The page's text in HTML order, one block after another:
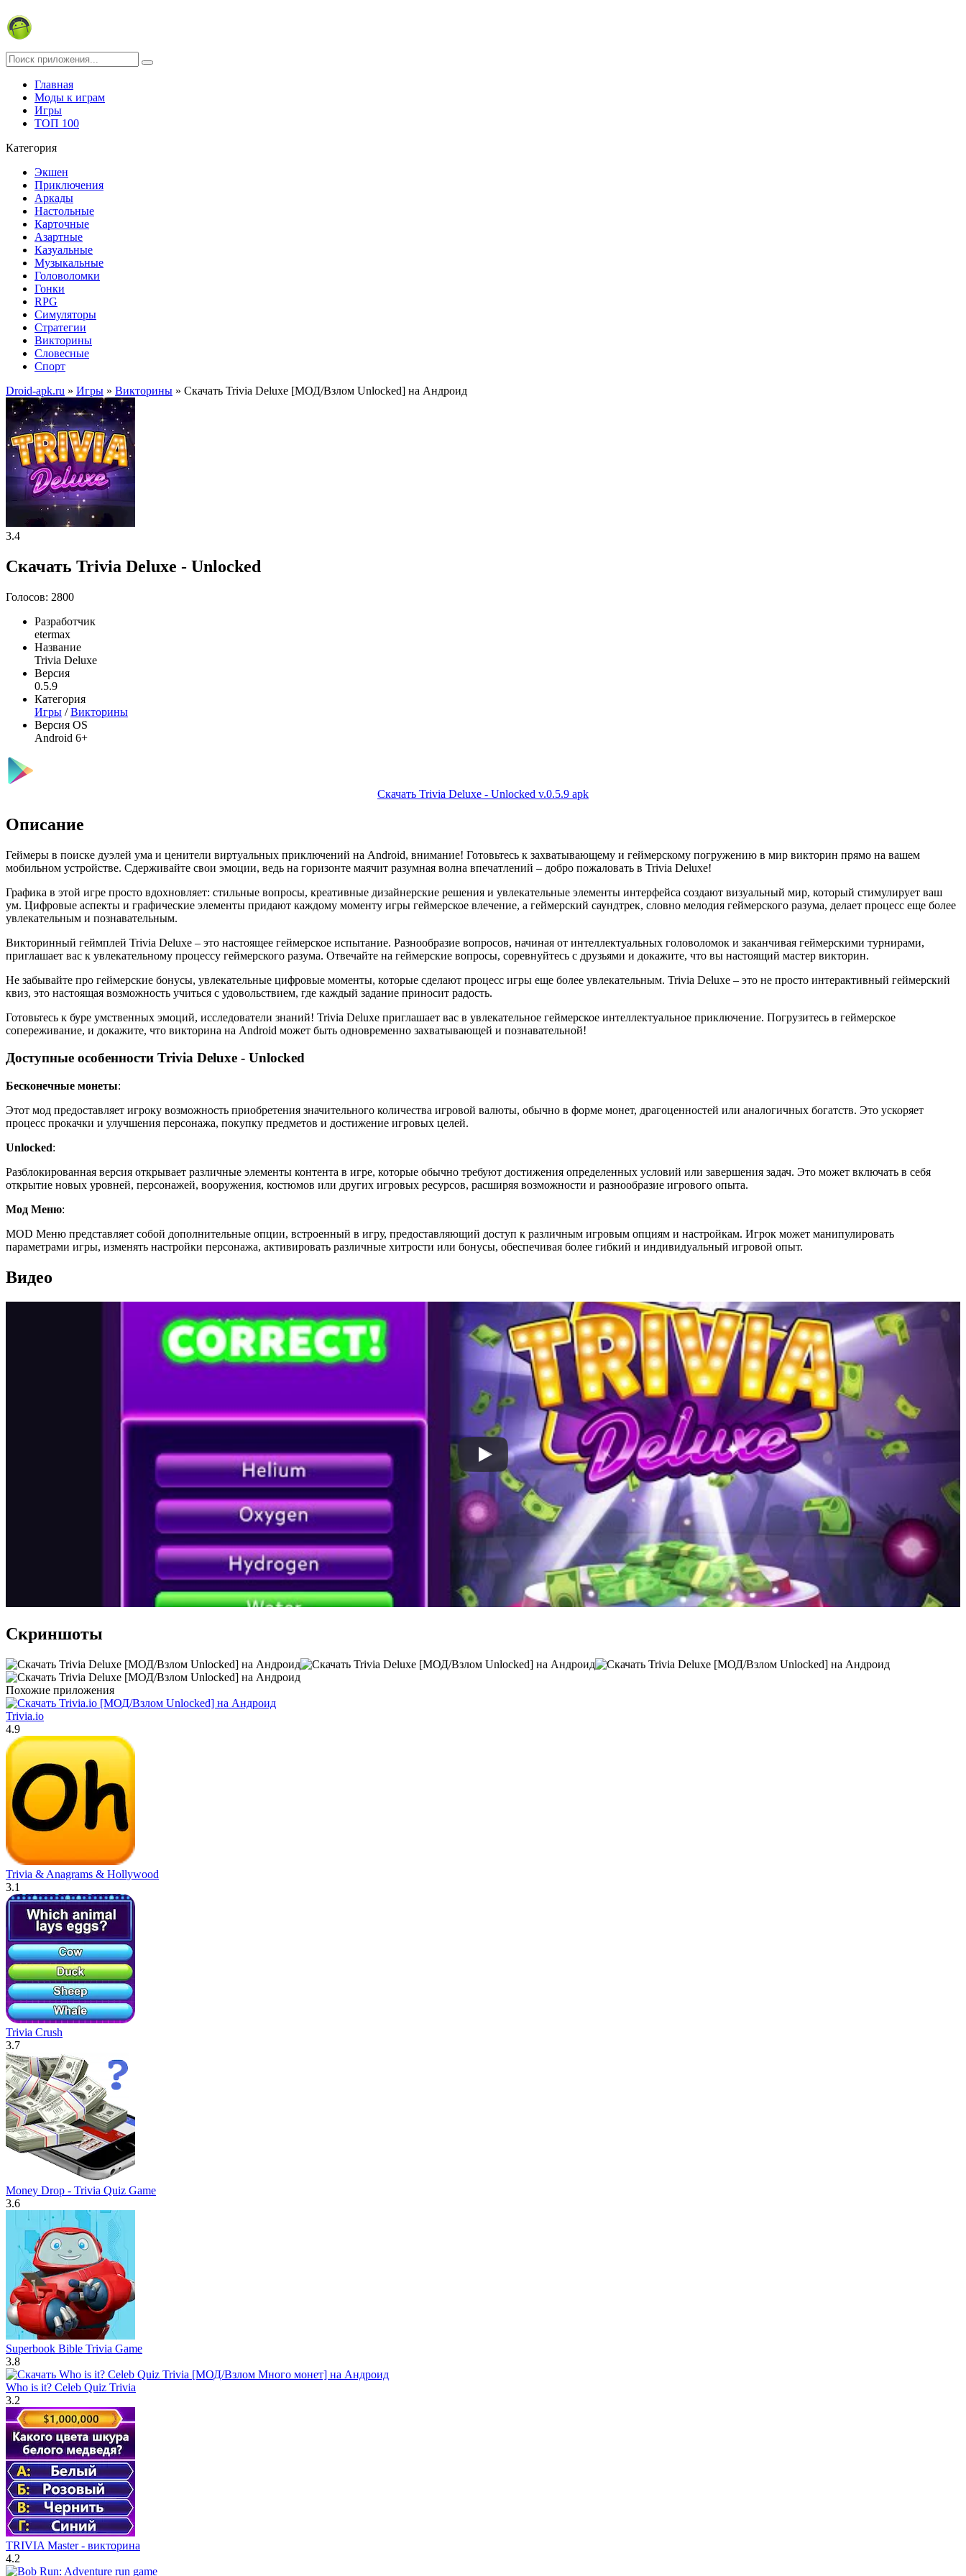
Главная
Моды к играм
Игры
ТОП 100
Категория
Экшен
Приключения
Аркады
Настольные
Карточные
Азартные
Казуальные
Музыкальные
Головоломки
Гонки
RPG
Симуляторы
Стратегии
Викторины
Словесные
Спорт
Droid-apk.ru » Игры » Викторины » Скачать Trivia Deluxe [МОД/Взлом Unlocked] на Андроид
3.4
Скачать Trivia Deluxe - Unlocked
Голосов: 2800
Разработчик
etermax
Название
Trivia Deluxe
Версия
0.5.9
Категория
Игры /Викторины
Версия OS
Android 6+
Скачать Trivia Deluxe - Unlocked v.0.5.9 apk
Описание
Геймеры в поиске дуэлей ума и ценители виртуальных приключений на Android, внимание! Готовьтесь к захватывающему и геймерскому погружению в мир викторин прямо на вашем
мобильном устройстве. Сдерживайте свои эмоции, ведь на горизонте маячит разумная волна впечатлений – добро пожаловать в Trivia Deluxe!
Графика в этой игре просто вдохновляет: стильные вопросы, креативные дизайнерские решения и увлекательные элементы интерфейса создают визуальный мир, который стимулирует ваш
ум. Цифровые аспекты и графические элементы придают каждому моменту игры геймерское влечение, а геймерский саундтрек, словно мелодия геймерского разума, делает процесс еще более
увлекательным и познавательным.
Викторинный геймплей Trivia Deluxe – это настоящее геймерское испытание. Разнообразие вопросов, начиная от интеллектуальных головоломок и заканчивая геймерскими турнирами,
приглашает вас к увлекательному процессу геймерского разума. Отвечайте на геймерские вопросы, соревнуйтесь с друзьями и докажите, что вы настоящий мастер викторин.
Не забывайте про геймерские бонусы, увлекательные цифровые моменты, которые сделают процесс игры еще более увлекательным. Trivia Deluxe – это не просто интерактивный геймерский
квиз, это настоящая возможность учиться с удовольствием, где каждый задание приносит радость.
Готовьтесь к буре умственных эмоций, исследователи знаний! Trivia Deluxe приглашает вас в увлекательное геймерское интеллектуальное приключение. Погрузитесь в геймерское
сопереживание, и докажите, что викторина на Android может быть одновременно захватывающей и познавательной!
Доступные особенности Trivia Deluxe - Unlocked
Бесконечные монеты:
Этот мод предоставляет игроку возможность приобретения значительного количества игровой валюты, обычно в форме монет, драгоценностей или аналогичных богатств. Это ускоряет
процесс прокачки и улучшения персонажа, покупку предметов и достижение игровых целей.
Unlocked:
Разблокированная версия открывает различные элементы контента в игре, которые обычно требуют достижения определенных условий или завершения задач. Это может включать в себя
открытие новых уровней, персонажей, вооружения, костюмов или других игровых ресурсов, расширяя возможности и разнообразие игрового опыта.
Мод Меню:
MOD Меню представляет собой дополнительные опции, встроенный в игру, предоставляющий доступ к различным игровым опциям и настройкам. Игрок может манипулировать
параметрами игры, изменять настройки персонажа, активировать различные хитрости или бонусы, обеспечивая более гибкий и индивидуальный игровой опыт.
Видео
Скриншоты
Похожие приложения
Trivia.io
4.9
Trivia & Anagrams & Hollywood
3.1
Trivia Crush
3.7
Money Drop - Trivia Quiz Game
3.6
Superbook Bible Trivia Game
3.8
Who is it? Celeb Quiz Trivia
3.2
TRIVIA Master - викторина
4.2